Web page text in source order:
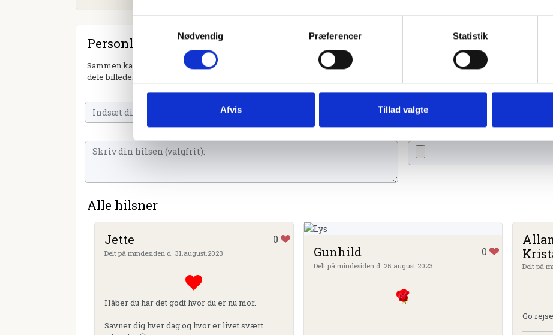
Nødvendig
Præferencer Statistik
Afvis Tillad valgte
Personlig hilsen
Sammen kan vi mindes Krista Hedegaard Jørgensen. Du kan tænde et lys, skrive et mindeord,
dele billeder og video eller blot sende et hjerte eller en rose
Alle hilsner
Jette 0
Delt på mindesiden d. 31.august.2023
Håber du har det godt hvor du er nu mor.
Savner dig hver dag og hvor er livet svært
Gunhild 0
Delt på mindesiden d. 25.august.2023 Delt på
Go